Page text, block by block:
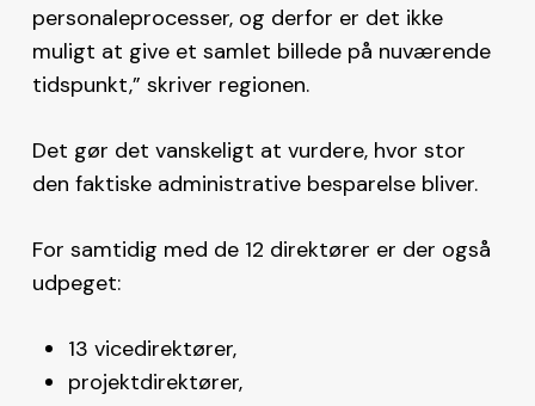
personaleprocesser, og derfor er det ikke
muligt at give et samlet billede på nuværende
tidspunkt,” skriver regionen.
Det gør det vanskeligt at vurdere, hvor stor
den faktiske administrative besparelse bliver.
For samtidig med de 12 direktører er der også
udpeget:
13 vicedirektører,
projektdirektører,